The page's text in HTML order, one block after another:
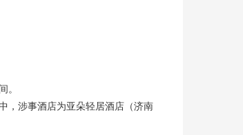
。
，涉事酒店为亚朵轻居酒店（济南